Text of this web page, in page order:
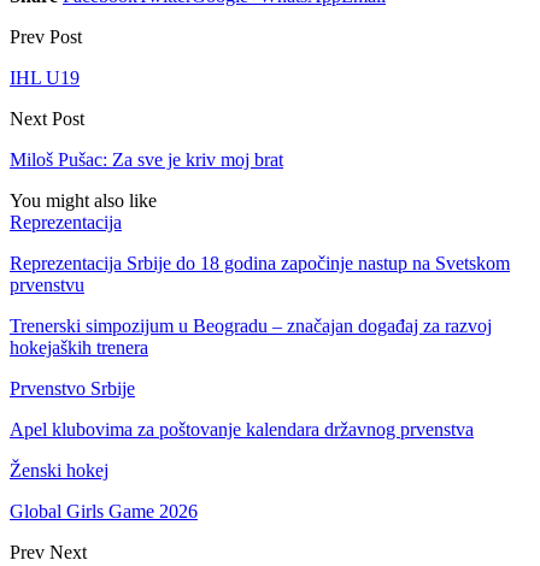
Prev Post
IHL U19
Next Post
Miloš Pušac: Za sve je kriv moj brat
You might also like
Reprezentacija
Reprezentacija Srbije do 18 godina započinje nastup na Svetskom
prvenstvu
Trenerski simpozijum u Beogradu – značajan događaj za razvoj
hokejaških trenera
Prvenstvo Srbije
Apel klubovima za poštovanje kalendara državnog prvenstva
Ženski hokej
Global Girls Game 2026
Prev Next